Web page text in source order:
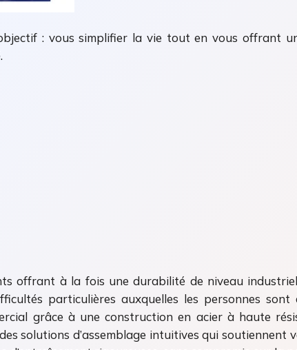
: vous simplifier la vie tout en vous offrant
offrant à la fois une durabilité de niveau
particulières auxquelles les personnes sont
grâce à une construction en acier à haute
solutions d’assemblage intuitives qui soutiennent